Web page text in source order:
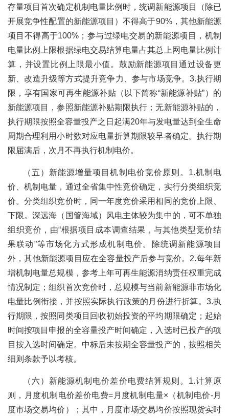
存量项目首次确定机制电量比例时，统调新能源项目（除已
开展竞争性配置的新能源项目）不得高于90%，其他新能源
项目不得高于100%；参与过绿电交易的新能源项目，机制
电量比例上限根据绿电交易结算电量占其总上网电量比例计
算，并设置比例上限最小值。鼓励新能源项目通过设备更
新、改造升级等方式提升竞争力、参与市场竞争。3.执行期
限，享有国家可再生能源补贴（以下简称“新能源补贴”）的
新能源项目，参照新能源补贴期限执行；无新能源补贴的，
执行期限按照全容量投产之日起满20年与发电量达到全生命
周期合理利用小时数对应电量折算期限较早者确定。执行期
限届满后，次月不再执行机制电价。
（五）新能源增量项目机制电价竞价原则。1.机制电
价、机制电量，通过全省集中性竞价确定，实行分类组织竞
价。分类组织竞价时，同一年度竞价采用相同的竞价上限、
下限。深远海（国管海域）风电主体较为集中的，可不单独
组织竞价，由“根据项目成本调查结果，与其他类型竞价结
果联动”等市场化方式形成机制电价。除统调新能源项目
外，其他新能源项目应在全容量投产后参与竞价。2.每年新
增机制电量总规模，参考上年可再生能源消纳责任权重完成
情况制定；组织首次竞价时，总规模与当前新能源非市场化
电量比例衔接，并按照实际执行政策的月份进行折算。3.执
行期限，按照同类项目回收初始投资的平均期限确定；起始
时间按项目申报的全容量投产时间确定，入选时已投产的项
目按入选时间确定。中标后未按期全容量投产的，按照相关
细则条款予以考核。
（六）新能源机制电价差价电费结算规则。1.计算原
则，月度机制电价差价电费=月度机制电量×（机制电价-月
度市场交易均价）；其中，月度市场交易均价按照现货实时